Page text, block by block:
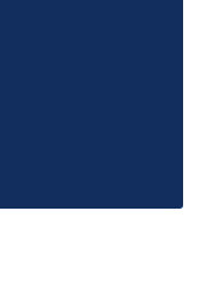
TryghedsGruppens